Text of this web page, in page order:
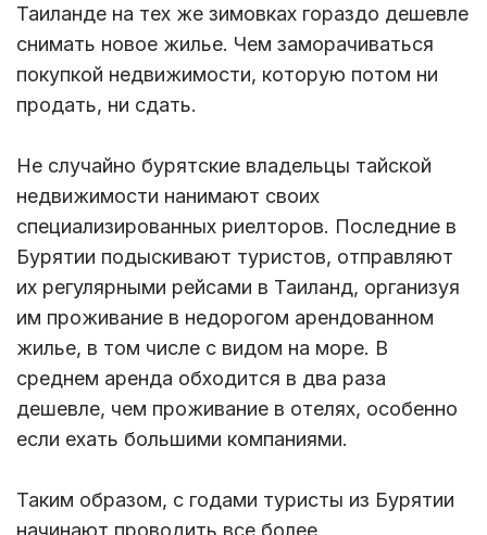
Таиланде на тех же зимовках гораздо дешевле
снимать новое жилье. Чем заморачиваться
покупкой недвижимости, которую потом ни
продать, ни сдать.
Не случайно бурятские владельцы тайской
недвижимости нанимают своих
специализированных риелторов. Последние в
Бурятии подыскивают туристов, отправляют
их регулярными рейсами в Таиланд, организуя
им проживание в недорогом арендованном
жилье, в том числе с видом на море. В
среднем аренда обходится в два раза
дешевле, чем проживание в отелях, особенно
если ехать большими компаниями.
Таким образом, с годами туристы из Бурятии
начинают проводить все более